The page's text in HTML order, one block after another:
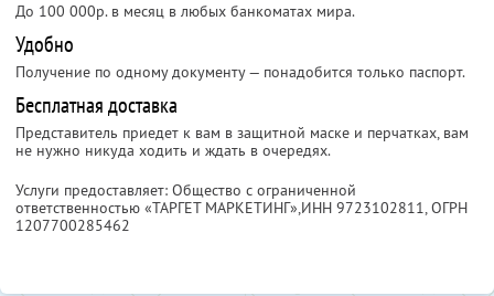
До 100 000р. в месяц в любых банкоматах мира.
Удобно
Получение по одному документу — понадобится только паспорт.
Бесплатная доставка
Представитель приедет к вам в защитной маске и перчатках, вам
не нужно никуда ходить и ждать в очередях.
Услуги предоставляет: Общество с ограниченной
ответственностью «ТАРГЕТ МАРКЕТИНГ»,ИНН 9723102811, ОГРН
1207700285462